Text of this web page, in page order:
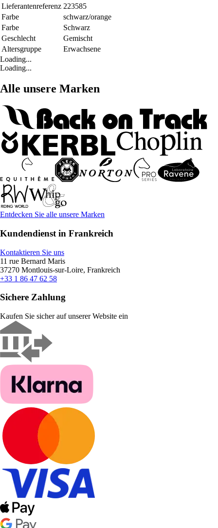
Lieferantenreferenz 223585
Farbe
schwarz/orange
Farbe
Schwarz
Geschlecht
Gemischt
Altersgruppe
Erwachsene
Loading...
Loading...
Alle unsere Marken
Entdecken Sie alle unsere Marken
Kundendienst in Frankreich
Kontaktieren Sie uns
11 rue Bernard Maris
37270 Montlouis-sur-Loire, Frankreich
+33 1 86 47 62 58
Sichere Zahlung
Kaufen Sie sicher auf unserer Website ein